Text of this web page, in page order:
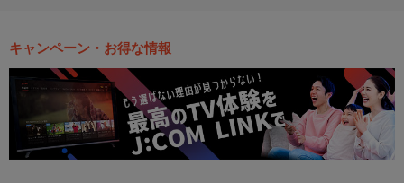
キャンペーン・お得な情報